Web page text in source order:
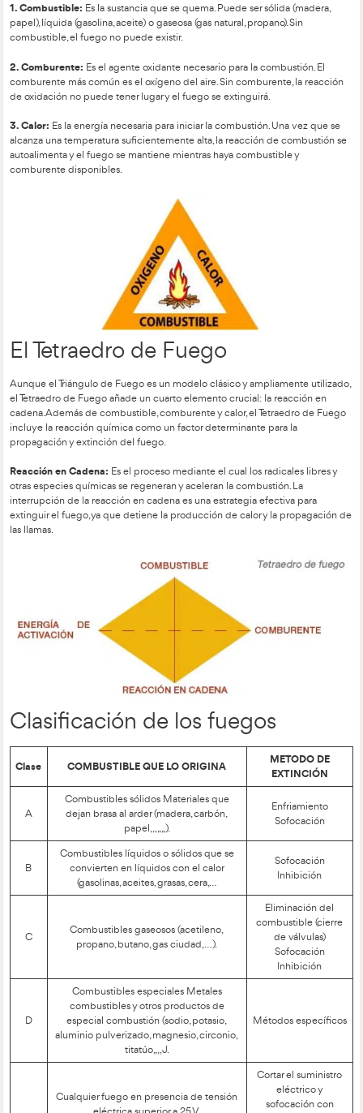
¿Cómo se Genera el
Para que se genere fuego, es necesario que se cumplan
y se produzca una reacción en cadena. Las condiciones
inicie y mantenga el fuego se describen mediante el
de Fuego, modelos que nos ayudan a comprender los
intervienen en la combustión. Si desea saber mas sobre
consultarestevideo.
El Triángulo de Fuego
El Triángulo de Fuego es un modelo clásico que representa
condiciones fundamentales para que se produzca y
combustible, comburente y calor.
1. Combustible:Es la sustancia que se quema. Puede ser
papel), líquida (gasolina, aceite) o gaseosa (gas natural,
combustible, el fuego no puede existir.
2. Comburente:Es el agente oxidante necesario para la
comburente más común es el oxígeno del aire. Sin
de oxidación no puede tener lugar y el fuego se extinguirá.
3. Calor:Es la energía necesaria para iniciar la combustión.
alcanza una temperatura suficientemente alta, la reacción
autoalimenta y el fuego se mantiene mientras haya
comburente disponibles.
El Tetraedro de Fuego
Aunque el Triángulo de Fuego es un modelo clásico y
el Tetraedro de Fuego añade un cuarto elemento crucial: la
cadena. Además de combustible, comburente y calor, el
incluye la reacción química como un factor determinante
propagación y extinción del fuego.
Es el proceso mediante el cual los
otras especies químicas se regeneran y aceleran la
interrupción de la reacción en cadena es una estrategia
extinguir el fuego, ya que detiene la producción de calor y